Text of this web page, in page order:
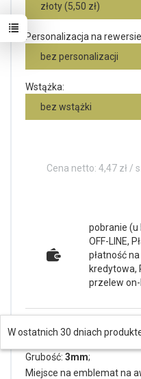
złoty (5,50 zł)
Personalizacja na
bez personalizacji
Wstążka:
bez wstążki
Cena netto: 4,47 zł /
pobranie (u
OFF-LINE,
płatność
kredytowa,
przelew on-
Grubość: 3mm;
Miejsce na emblemat na
W ostatnich 30 dniach